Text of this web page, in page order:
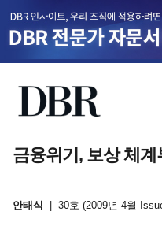
금융위기, 보상 체
안태식 30호 (2009년 4월